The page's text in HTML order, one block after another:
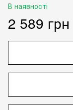
В наявності
2 589 грн